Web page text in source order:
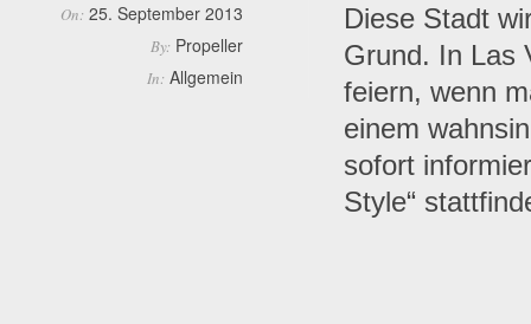
On: 25. September 2013
By: Propeller
In: Allgemein
Diese Stadt
Grund. In Las
feiern, wenn
einem
sofort
Style“